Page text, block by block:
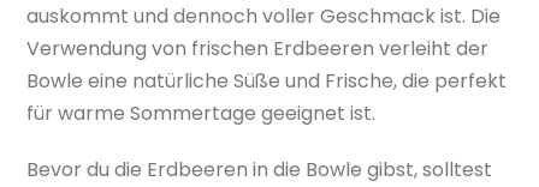
auskommt und dennoch voller Geschmack ist. Die
Verwendung von frischen Erdbeeren verleiht der
Bowle eine natürliche Süße und Frische, die perfekt
für warme Sommertage geeignet ist.
Bevor du die Erdbeeren in die Bowle gibst, solltest